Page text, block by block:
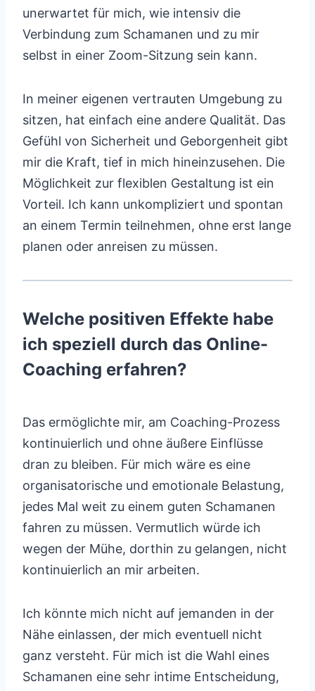
unerwartet für mich, wie intensiv die
Verbindung zum Schamanen und zu mir
selbst in einer Zoom-Sitzung sein kann.
In meiner eigenen vertrauten Umgebung zu
sitzen, hat einfach eine andere Qualität. Das
Gefühl von Sicherheit und Geborgenheit gibt
mir die Kraft, tief in mich hineinzusehen. Die
Möglichkeit zur flexiblen Gestaltung ist ein
Vorteil. Ich kann unkompliziert und spontan
an einem Termin teilnehmen, ohne erst lange
planen oder anreisen zu müssen.
Welche positiven Effekte habe
ich speziell durch das Online-
Coaching erfahren?
Das ermöglichte mir, am Coaching-Prozess
kontinuierlich und ohne äußere Einflüsse
dran zu bleiben. Für mich wäre es eine
organisatorische und emotionale Belastung,
jedes Mal weit zu einem guten Schamanen
fahren zu müssen. Vermutlich würde ich
wegen der Mühe, dorthin zu gelangen, nicht
kontinuierlich an mir arbeiten.
Ich könnte mich nicht auf jemanden in der
Nähe einlassen, der mich eventuell nicht
ganz versteht. Für mich ist die Wahl eines
Schamanen eine sehr intime Entscheidung,